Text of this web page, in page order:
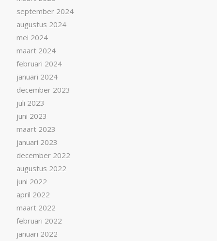
september 2024
augustus 2024
mei 2024
maart 2024
februari 2024
januari 2024
december 2023
juli 2023
juni 2023
maart 2023
januari 2023
december 2022
augustus 2022
juni 2022
april 2022
maart 2022
februari 2022
januari 2022